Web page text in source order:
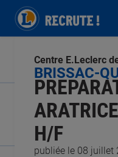
publiée le 08 juillet
H/F
BRISSAC-
Centre E.Leclerc